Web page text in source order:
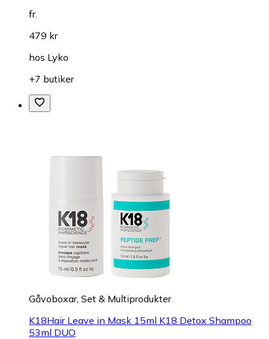
fr.
479 kr
hos Lyko
+7 butiker
Gåvoboxar, Set & Multiprodukter
K18Hair Leave in Mask 15ml K18 Detox Shampoo
53ml DUO